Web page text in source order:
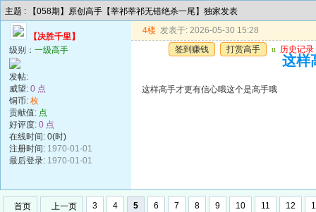
主题 : 【058期】原创高手【莘祁莘祁无错绝杀一尾】独家发表
【决胜千里】
级别： 一级高手
发帖:
威望: 0 点
铜币: 枚
贡献值: 点
好评度: 0 点
在线时间: 0(时)
注册时间: 1970-01-01
最后登录: 1970-01-01
4楼 发表于: 2026-05-30 15:28
签到赚钱
打赏高手 u 历史记录
这样
这样高手才更有信心哦这个是高手哦
首页 上一页 3 4 5 6 7 8 9 10 11 12